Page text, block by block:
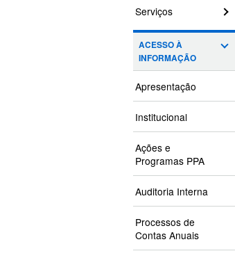
Serviços
ACESSO À
INFORMAÇÃO
Apresentação
Institucional
Ações e
Programas PPA
Auditoria Interna
Processos de
Contas Anuais